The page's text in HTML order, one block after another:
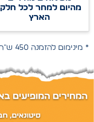
מהיום למחר לכל חלקי
הארץ
* מינימום להזמנה 450 ש"ח